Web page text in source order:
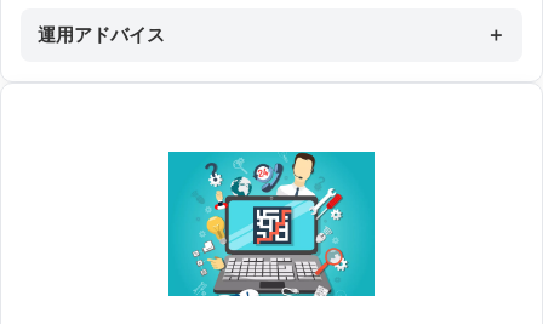
運用アドバイス ＋